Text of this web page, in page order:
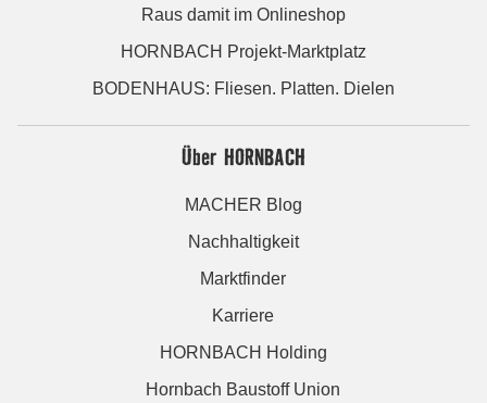
Raus damit im Onlineshop
HORNBACH Projekt-Marktplatz
BODENHAUS: Fliesen. Platten. Dielen
Über HORNBACH
MACHER Blog
Nachhaltigkeit
Marktfinder
Karriere
HORNBACH Holding
Hornbach Baustoff Union